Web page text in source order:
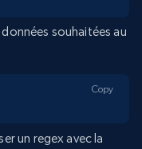
souhaitées au
Copy
un regex avec la